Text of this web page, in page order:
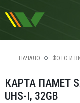
НАЧАЛО ФОТО И
КАРТА ПАМЕТ
UHS-I, 32GB